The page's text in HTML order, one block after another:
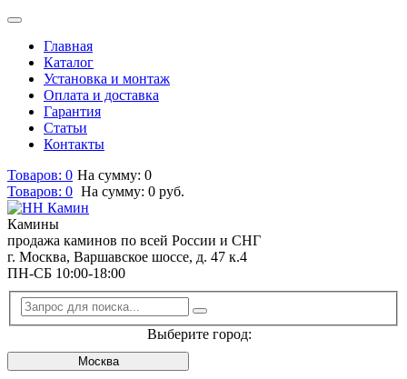
Главная
Каталог
Установка и монтаж
Оплата и доставка
Гарантия
Статьи
Контакты
Товаров: 0 На сумму: 0
Товаров: 0 На сумму: 0 руб.
Камины
продажа каминов по всей России и СНГ
г. Москва, Варшавское шоссе, д. 47 к.4
ПН-СБ 10:00-18:00
Выберите город:
Москва